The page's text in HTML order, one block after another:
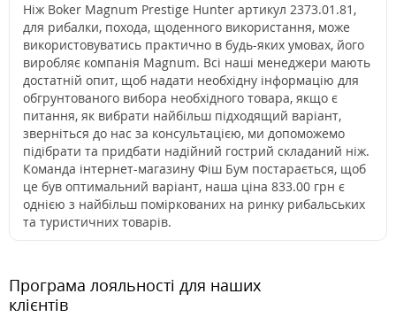
Ніж Boker Magnum Prestige Hunter артикул 2373.01.81,
для рибалки, похода, щоденного використання, може
використовуватись практично в будь-яких умовах, його
виробляє компанія Magnum. Всі наші менеджери мають
достатній опит, щоб надати необхідну інформацію для
обгрунтованого вибора необхідного товара, якщо є
питання, як вибрати найбільш підходящий варіант,
зверніться до нас за консультацією, ми допоможемо
підібрати та придбати надійний гострий складаний ніж.
Команда інтернет-магазину Фіш Бум постарається, щоб
це був оптимальний варіант, наша ціна 833.00 грн є
однією з найбільш поміркованих на ринку рибальських
та туристичних товарів.
Програма лояльності для наших
клієнтів